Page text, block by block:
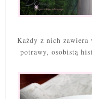
Każdy z nich
potrawy, osobistą